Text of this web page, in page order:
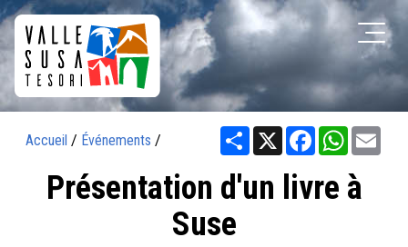
Accueil / Événements / Share X Facebook
Présentation d'un livre à
Suse